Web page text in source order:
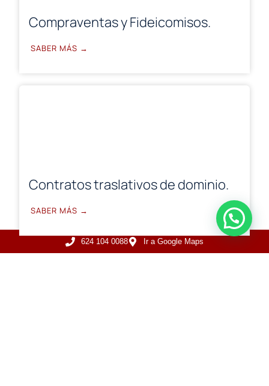
Compraventas y Fideicomisos.
SABER MÁS →
Contratos traslativos de dominio.
SABER MÁS →
624 104 0088 Ir a Google Maps